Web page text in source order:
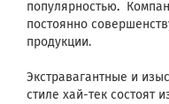
популярностью.
постоянно
продукции.
Экстравагантные и
стиле хай-тек состоят